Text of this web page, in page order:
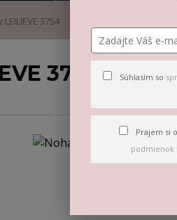
3754
3754 Súhlasím so
Prajem si
podmienok